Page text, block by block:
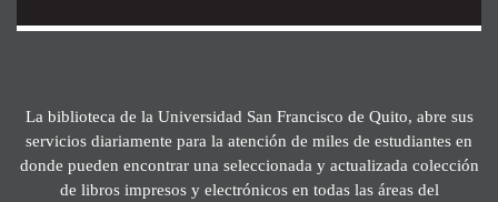
La biblioteca de la Universidad San Francisco de Quito, abre sus
servicios diariamente para la atención de miles de estudiantes en
donde pueden encontrar una seleccionada y actualizada colección
de libros impresos y electrónicos en todas las áreas del